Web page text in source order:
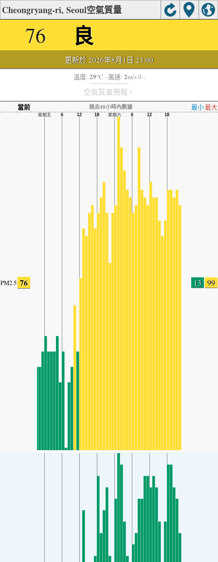
Cheongryang-ri, Seoul空氣質量
76 良
更新於 2026年8月1日 23:00
溫度: 29°C - 風速: 2m/s 0 -
空氣質量預報。
當前 過去48小時內數據 最小最大
PM2.5 76 13 99